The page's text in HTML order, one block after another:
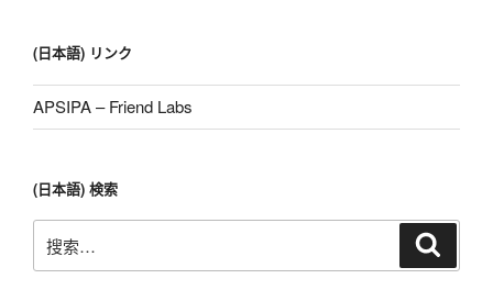
(日本語) リンク
APSIPA – Friend Labs
(日本語) 検索
搜
索：